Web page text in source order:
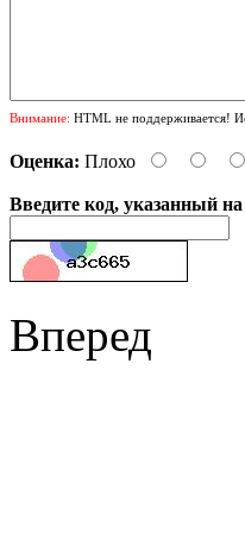
Внимание: HTML не поддерживается!
Оценка: Плохо
Введите код, указанный
Вперед